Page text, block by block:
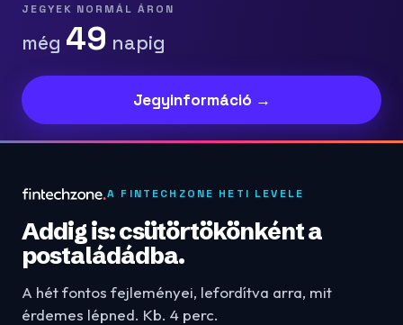
JEGYEK NORMÁL ÁRON
még 49 napig
Jegyinformáció →
A FINTECHZONE HETI LEVELE
Addig is: csütörtökönként a
postaládádba.
A hét fontos fejleményei, lefordítva arra, mit
érdemes lépned. Kb. 4 perc.